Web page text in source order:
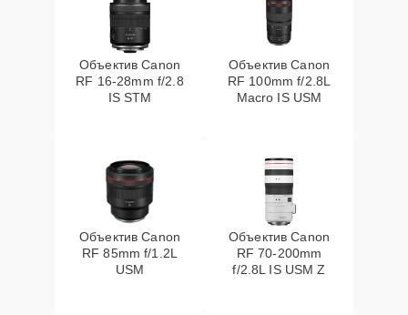
Объектив Canon
RF 16‑28mm f/2.8
IS STM
Объектив Canon
RF 100mm f/2.8L
Macro IS USM
Объектив Canon
RF 85mm f/1.2L
USM
Объектив Canon
RF 70‑200mm
f/2.8L IS USM Z